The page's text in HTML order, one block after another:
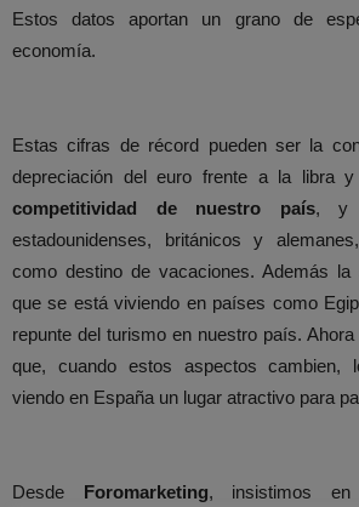
Estos datos aportan un grano de
economía.
Estas cifras de récord pueden ser la
depreciación del euro frente a la libra
competitividad de nuestro país, y
estadounidenses, británicos y
como destino de vacaciones. Además la
que se está viviendo en países como
repunte del turismo en nuestro país.
que, cuando estos aspectos cambien,
viendo en España un lugar atractivo para
Desde Foromarketing, insistimos